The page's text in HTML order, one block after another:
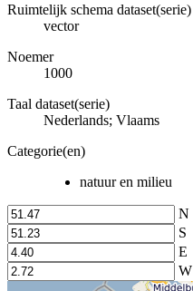
Ruimtelijk schema dataset(serie)
vector
Noemer
1000
Taal dataset(serie)
Nederlands; Vlaams
Categorie(en)
natuur en milieu
N
S
E
W